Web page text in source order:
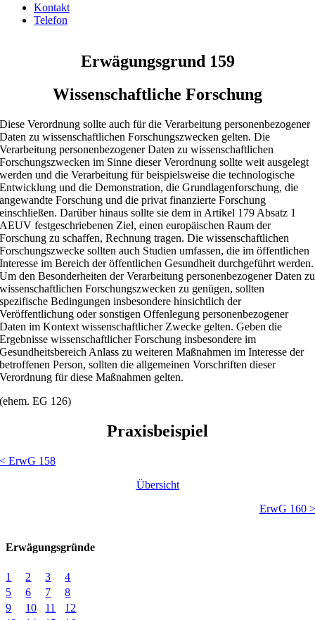
Kontakt
Telefon
Erwägungsgrund 159
Wissenschaftliche Forschung
Diese Verordnung sollte auch für die Verarbeitung personenbezogener
Daten zu wissenschaftlichen Forschungszwecken gelten. Die
Verarbeitung personenbezogener Daten zu wissenschaftlichen
Forschungszwecken im Sinne dieser Verordnung sollte weit ausgelegt
werden und die Verarbeitung für beispielsweise die technologische
Entwicklung und die Demonstration, die Grundlagenforschung, die
angewandte Forschung und die privat finanzierte Forschung
einschließen. Darüber hinaus sollte sie dem in Artikel 179 Absatz 1
AEUV festgeschriebenen Ziel, einen europäischen Raum der
Forschung zu schaffen, Rechnung tragen. Die wissenschaftlichen
Forschungszwecke sollten auch Studien umfassen, die im öffentlichen
Interesse im Bereich der öffentlichen Gesundheit durchgeführt werden.
Um den Besonderheiten der Verarbeitung personenbezogener Daten zu
wissenschaftlichen Forschungszwecken zu genügen, sollten
spezifische Bedingungen insbesondere hinsichtlich der
Veröffentlichung oder sonstigen Offenlegung personenbezogener
Daten im Kontext wissenschaftlicher Zwecke gelten. Geben die
Ergebnisse wissenschaftlicher Forschung insbesondere im
Gesundheitsbereich Anlass zu weiteren Maßnahmen im Interesse der
betroffenen Person, sollten die allgemeinen Vorschriften dieser
Verordnung für diese Maßnahmen gelten.
(ehem. EG 126)
Praxisbeispiel
< ErwG 158
Übersicht
ErwG 160 >
Erwägungsgründe
1 2 3
4
5
6 7
8
9
10 11
12